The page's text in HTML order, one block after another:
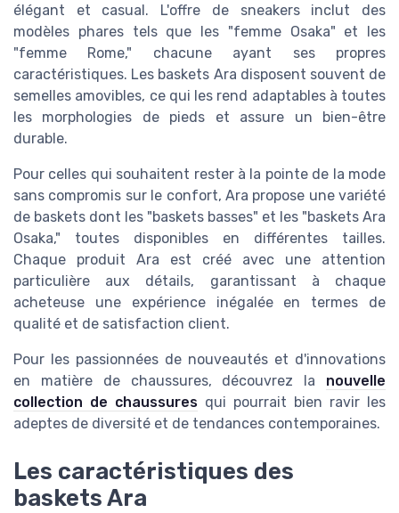
élégant et casual. L'offre de sneakers inclut des
modèles phares tels que les "femme Osaka" et les
"femme Rome," chacune ayant ses propres
caractéristiques. Les baskets Ara disposent souvent de
semelles amovibles, ce qui les rend adaptables à toutes
les morphologies de pieds et assure un bien-être
durable.
Pour celles qui souhaitent rester à la pointe de la mode
sans compromis sur le confort, Ara propose une variété
de baskets dont les "baskets basses" et les "baskets Ara
Osaka," toutes disponibles en différentes tailles.
Chaque produit Ara est créé avec une attention
particulière aux détails, garantissant à chaque
acheteuse une expérience inégalée en termes de
qualité et de satisfaction client.
Pour les passionnées de nouveautés et d'innovations
en matière de chaussures, découvrez la nouvelle
collection de chaussures qui pourrait bien ravir les
adeptes de diversité et de tendances contemporaines.
Les caractéristiques des
baskets Ara